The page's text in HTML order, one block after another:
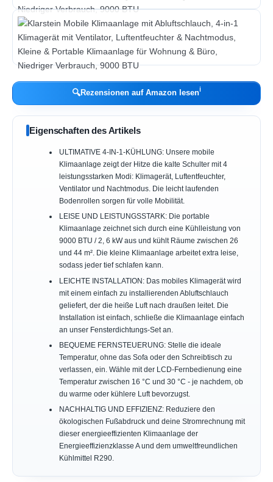
🔍Rezensionen auf Amazon lesenℹ︎
Eigenschaften des Artikels
ULTIMATIVE 4-IN-1-KÜHLUNG: Unsere mobile
Klimaanlage zeigt der Hitze die kalte Schulter mit 4
leistungsstarken Modi: Klimagerät, Luftentfeuchter,
Ventilator und Nachtmodus. Die leicht laufenden
Bodenrollen sorgen für volle Mobilität.
LEISE UND LEISTUNGSSTARK: Die portable
Klimaanlage zeichnet sich durch eine Kühlleistung von
9000 BTU / 2, 6 kW aus und kühlt Räume zwischen 26
und 44 m². Die kleine Klimaanlage arbeitet extra leise,
sodass jeder tief schlafen kann.
LEICHTE INSTALLATION: Das mobiles Klimagerät wird
mit einem einfach zu installierenden Abluftschlauch
geliefert, der die heiße Luft nach draußen leitet. Die
Installation ist einfach, schließe die Klimaanlage einfach
an unser Fensterdichtungs-Set an.
BEQUEME FERNSTEUERUNG: Stelle die ideale
Temperatur, ohne das Sofa oder den Schreibtisch zu
verlassen, ein. Wähle mit der LCD-Fernbedienung eine
Temperatur zwischen 16 °C und 30 °C - je nachdem, ob
du warme oder kühlere Luft bevorzugst.
NACHHALTIG UND EFFIZIENZ: Reduziere den
ökologischen Fußabdruck und deine Stromrechnung mit
dieser energieeffizienten Klimaanlage der
Energieeffizienzklasse A und dem umweltfreundlichen
Kühlmittel R290.